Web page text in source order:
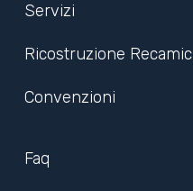
Servizi
Ricostruzione Recamic
Convenzioni
Faq